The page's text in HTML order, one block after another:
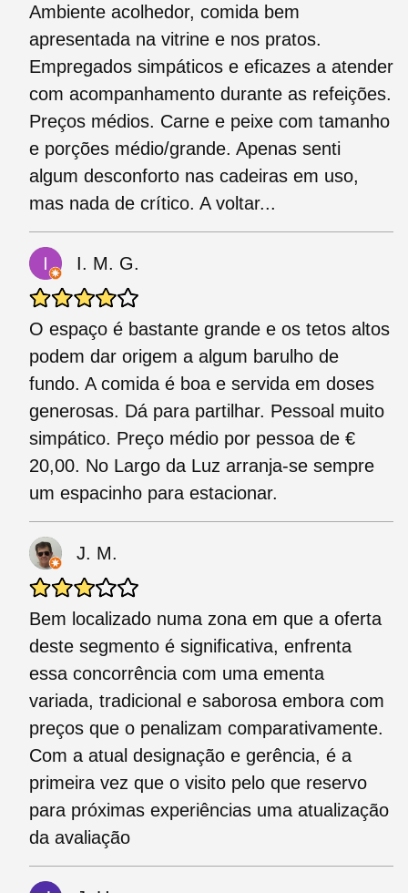
Ambiente acolhedor, comida bem
apresentada na vitrine e nos pratos.
Empregados simpáticos e eficazes a atender
com acompanhamento durante as refeições.
Preços médios. Carne e peixe com tamanho
e porções médio/grande. Apenas senti
algum desconforto nas cadeiras em uso,
mas nada de crítico. A voltar...
I. M. G.
O espaço é bastante grande e os tetos altos
podem dar origem a algum barulho de
fundo. A comida é boa e servida em doses
generosas. Dá para partilhar. Pessoal muito
simpático. Preço médio por pessoa de €
20,00. No Largo da Luz arranja-se sempre
um espacinho para estacionar.
J. M.
Bem localizado numa zona em que a oferta
deste segmento é significativa, enfrenta
essa concorrência com uma ementa
variada, tradicional e saborosa embora com
preços que o penalizam comparativamente.
Com a atual designação e gerência, é a
primeira vez que o visito pelo que reservo
para próximas experiências uma atualização
da avaliação